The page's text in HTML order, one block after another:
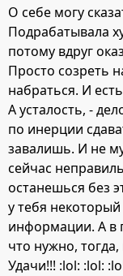
О себе могу
Подрабатывала
потому вдруг
Просто созреть
набраться. И
А усталость, -
по инерции
завалишь. И не
сейчас
останешься без
у тебя
информации. А в
что нужно,
Удачи!!! :lol: :lol: